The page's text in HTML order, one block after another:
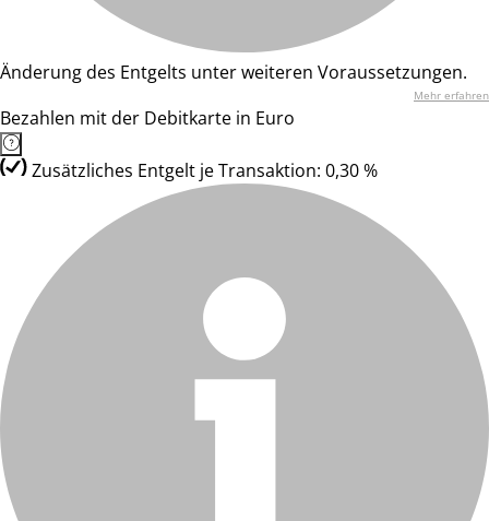
Änderung des Entgelts unter weiteren Voraussetzungen.
Mehr erfahren
Bezahlen mit der Debitkarte in Euro
Zusätzliches Entgelt je Transaktion: 0,30 %